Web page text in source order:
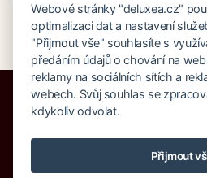
+421
Pojištění proti úpadku
Webové stránky "deluxea.cz"
optimalizaci dat a nastavení
"Přijmout vše" souhlasíte s
předáním údajů o chování na
reklamy na sociálních sítích a
webech. Svůj souhlas se
kdykoliv odvolat.
Přijmout